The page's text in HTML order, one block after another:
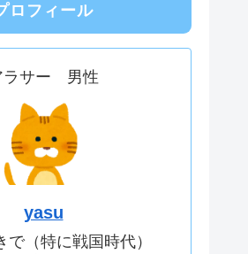
ロフィール
ラサー 男性
yasu
で（特に戦国時代）